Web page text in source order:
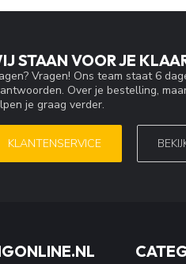
STAAN VOOR JE
Vragen! Ons team staat 6
Over je bestelling,
je graag verder.
KLANTENSERVICE